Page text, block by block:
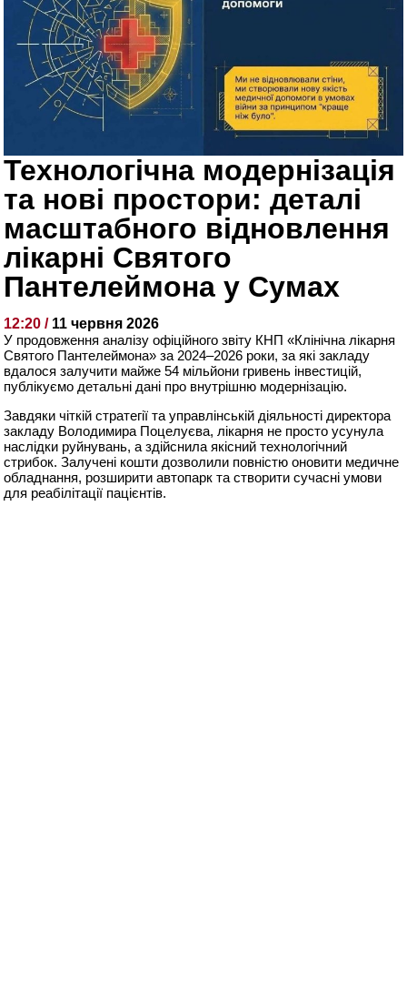
Технологічна модернізація
та нові простори: деталі
масштабного відновлення
лікарні Святого
Пантелеймона у Сумах
12:20 / 11 червня 2026
У продовження аналізу офіційного звіту КНП «Клінічна лікарня
Святого Пантелеймона» за 2024–2026 роки, за які закладу
вдалося залучити майже 54 мільйони гривень інвестицій,
публікуємо детальні дані про внутрішню модернізацію.
Завдяки чіткій стратегії та управлінській діяльності директора
закладу Володимира Поцелуєва, лікарня не просто усунула
наслідки руйнувань, а здійснила якісний технологічний
стрибок. Залучені кошти дозволили повністю оновити медичне
обладнання, розширити автопарк та створити сучасні умови
для реабілітації пацієнтів.